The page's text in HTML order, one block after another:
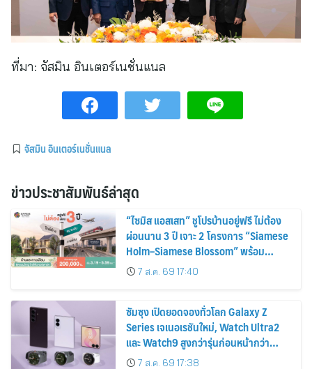
ที่มา: จัสมิน อินเตอร์เนชั่นแนล
จัสมิน อินเตอร์เนชั่นแนล
ข่าวประชาสัมพันธ์ล่าสุด
“ไซมิส แอสเสท” ชูโปรบ้านอยู่ฟรี ไม่ต้อง
ผ่อนนาน 3 ปี เจาะ 2 โครงการ “Siamese
Holm–Siamese Blossom” พร้อม
ส่วนลดและสิทธิพิเศษถึง 31 สิงหาคม
2569
7 ส.ค. 69 17:40
ซัมซุง เปิดยอดจองทั่วโลก Galaxy Z
Series เจเนอเรชันใหม่, Watch Ultra2
และ Watch9 สูงกว่ารุ่นก่อนหน้ากว่า
30%7 ส.ค. 69 17:38